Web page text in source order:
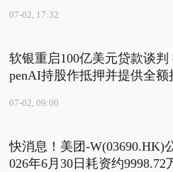
07-02, 17:32
软银重启100亿美元贷款谈判
penAI持股作抵押并提供全额
07-02, 09:00
快消息！美团-W(03690.HK)
026年6月30日耗资约9998.72